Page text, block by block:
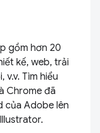
gồm hơn 20
kế, web, trải
v.v. Tìm hiểu
Chrome đã
của Adobe lên